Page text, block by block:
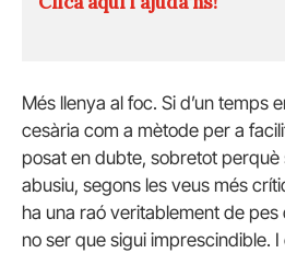
Més llenya al foc. Si d’un temps
cesària com a mètode per a
posat en dubte, sobretot perquè
abusiu, segons les veus més
ha una raó veritablement de pes
no ser que sigui imprescindible.